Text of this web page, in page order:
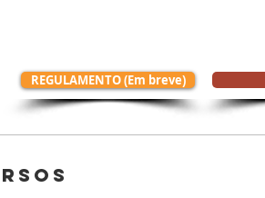
REGULAMENTO (Em breve)